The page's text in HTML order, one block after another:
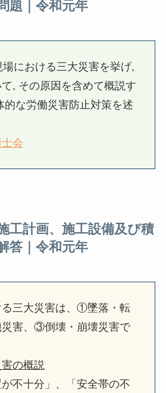
題｜令和元年
における三大災害を挙げ,
, その原因を含めて概説す
的な労働災害防止対策を述
会
工計画、施工設備及び積
答｜令和元年
三大災害は、①墜落・転
害、③倒壊・崩壊災害で
の概説
が不十分」、「安全帯の不